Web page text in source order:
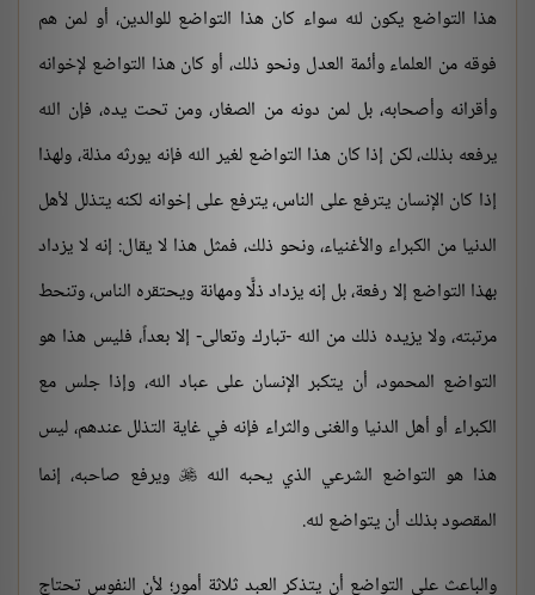
هذا التواضع يكون لله سواء كان هذا التواضع للوالدين، أو لمن هم
فوقه من العلماء وأئمة العدل ونحو ذلك، أو كان هذا التواضع لإخوانه
وأقرانه وأصحابه، بل لمن دونه من الصغار، ومن تحت يده، فإن الله
يرفعه بذلك، لكن إذا كان هذا التواضع لغير الله فإنه يورثه مذلة، ولهذا
إذا كان الإنسان يترفع على الناس، يترفع على إخوانه لكنه يتذلل لأهل
الدنيا من الكبراء والأغنياء، ونحو ذلك، فمثل هذا لا يقال: إنه لا يزداد
بهذا التواضع إلا رفعة، بل إنه يزداد ذلًّا ومهانة ويحتقره الناس، وتنحط
مرتبته، ولا يزيده ذلك من الله -تبارك وتعالى- إلا بعداً، فليس هذا هو
التواضع المحمود، أن يتكبر الإنسان على عباد الله، وإذا جلس مع
الكبراء أو أهل الدنيا والغنى والثراء فإنه في غاية التذلل عندهم، ليس
هذا هو التواضع الشرعي الذي يحبه الله  ويرفع صاحبه، إنما
المقصود بذلك أن يتواضع لله.
والباعث على التواضع أن يتذكر العبد ثلاثة أمور؛ لأن النفوس تحتاج